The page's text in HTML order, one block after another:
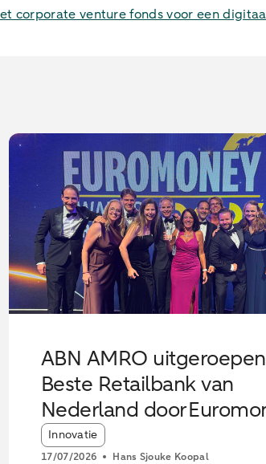
corporate venture fonds voor een
ABN AMRO
Beste Retailbank van
Nederland door
Article tags:
Innovatie
17/07/2026 Hans Sjouke Koopal